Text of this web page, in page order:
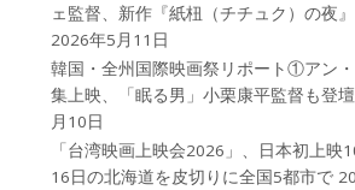
ェ監督、新作『紙杻（チチュク）の夜
2026年5月11日
韓国・全州国際映画祭リポート①アン
集上映、「眠る男」小栗康平監督も登壇
月10日
「台湾映画上映会2026」、日本初上映
16日の北海道を皮切りに全国5都市で